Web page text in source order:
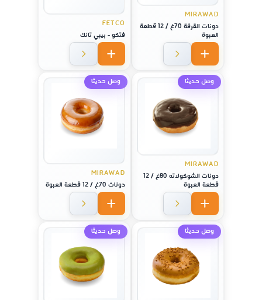
MIRAWAD
دونات القرفة 70غ / 12 قطعة
العبوة
FETCO
فتكو - بيبي تانك
وصل حديثا
MIRAWAD
دونات الشوكولاته 80غ / 12
قطعة العبوة
وصل حديثا
MIRAWAD
دونات 70غ / 12 قطعة العبوة
وصل حديثا وصل حديثا